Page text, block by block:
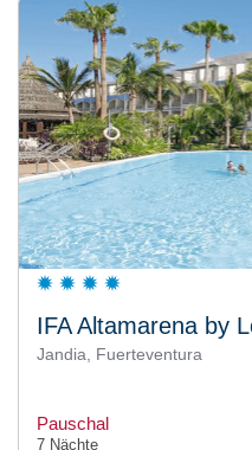
IFA Altamarena by
Jandia, Fuerteventura
Pauschal
7 Nächte